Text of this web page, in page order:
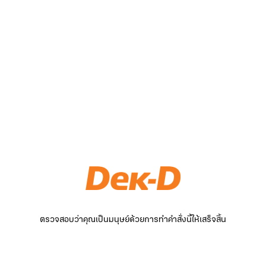
ตรวจสอบว่าคุณเป็นมนุษย์ด้วยการทำคำสั่งนี้ให้เสร็จสิ้น